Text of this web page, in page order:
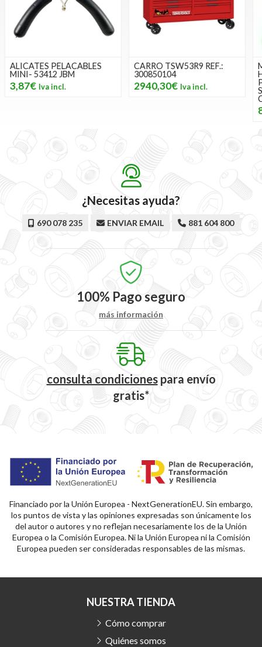
CARRO TSW53R9 REF.:
300850104
2940,30€
MALETÍN DE
HERRAMIENTAS DE 60
PIEZAS CON VASOS
SPLINE DE 1/2" Y 1/4"
¿Necesitas ayuda?
690 078 235 ENVIAR EMAIL 881 604 800
100% Pago seguro
más información
consulta condicionespara envío
gratis*
Financiado por la Unión Europea - NextGenerationEU. Sin embargo,
los puntos de vista y las opiniones expresadas son únicamente los
del autor o autores y no reflejan necesariamente los de la Unión
Europea o la Comisión Europea. Ni la Unión Europea ni la Comisión
Europea pueden ser consideradas responsables de las mismas.
NUESTRA TIENDA
Cómo comprar
Quiénes somos